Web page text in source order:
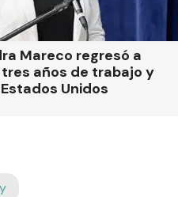
Mareco regresó a
años de trabajo y
Unidos